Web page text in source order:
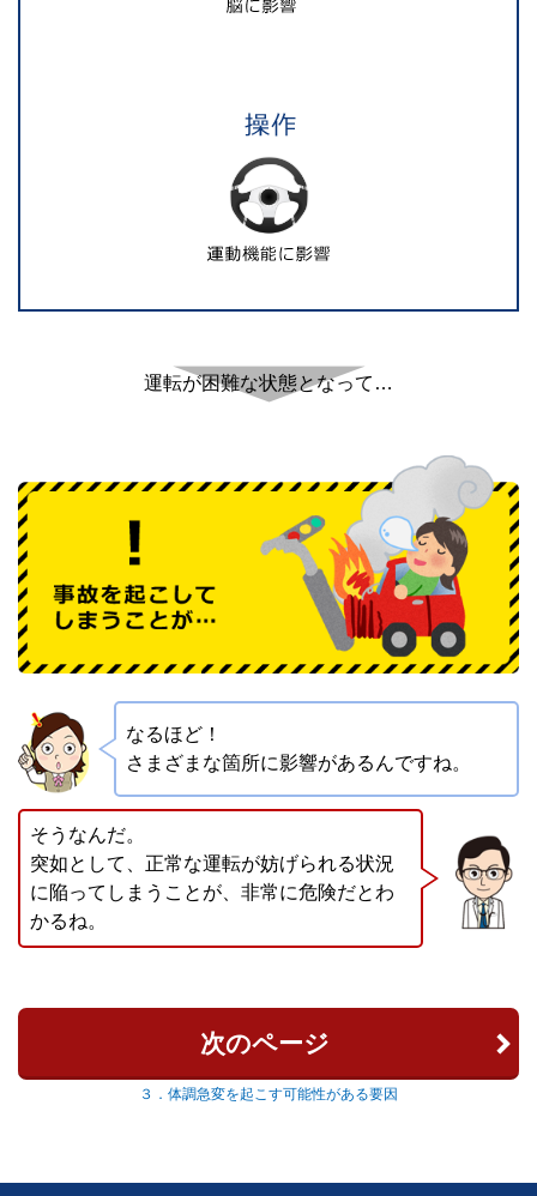
運転が困難な状態となって…
なるほど！
さまざまな箇所に影響があるんですね。
そうなんだ。
突如として、正常な運転が妨げられる状況
に陥ってしまうことが、非常に危険だとわ
かるね。
次のページ
３．体調急変を起こす可能性がある要因